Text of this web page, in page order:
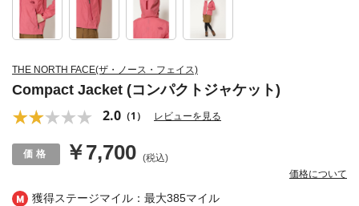
獲得ステージマイル：最大385マイル
THE NORTH FACE(ザ・ノース・フェイス)
Compact Jacket (コンパクトジャケット)
2.0 （1） レビューを見る
￥7,700 (税込)
価格について